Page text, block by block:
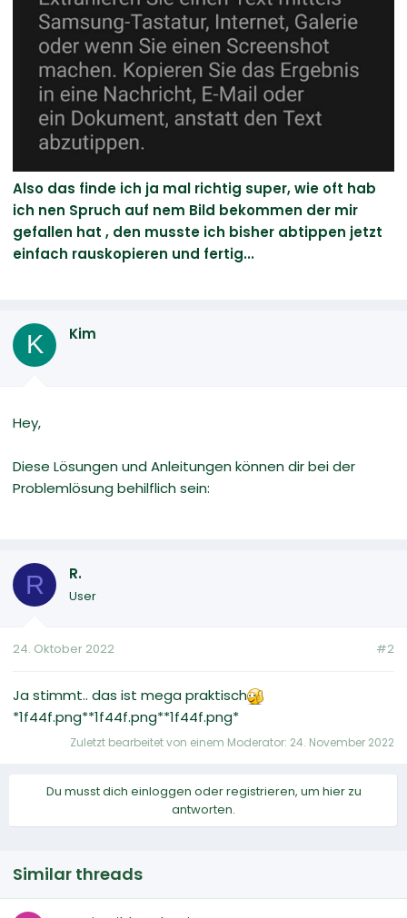
Also das finde ich ja mal richtig super, wie oft hab
ich nen Spruch auf nem Bild bekommen der mir
gefallen hat , den musste ich bisher abtippen jetzt
einfach rauskopieren und fertig...
K Kim
Hey,
Diese Lösungen und Anleitungen können dir bei der
Problemlösung behilflich sein:
R R.
User
24. Oktober 2022 #2
Ja stimmt.. das ist mega praktisch
*1f44f.png**1f44f.png**1f44f.png*
Zuletzt bearbeitet von einem Moderator: 24. November 2022
Du musst dich einloggen oder registrieren, um hier zu
antworten.
Similar threads